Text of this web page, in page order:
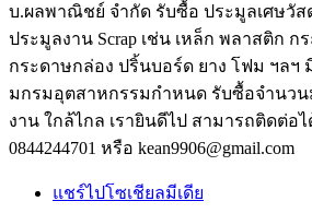
บ.ผลพาณิชย์ จำกัด รับซื้อ ประมูลเศษวัส
ประมูลงาน Scrap เช่น เหล็ก พลาสติก ก
กระดาษกล่อง ปริ้นบอร์ด ยาง โฟม ฯลฯ
มกรมอุตสาหกรรมกำหนด รับซื้อจำนว
งาน ใกล้ไกล เรายินดีไป สามารถติดต่อ
0844244701 หรือ kean9906@gmail.com
แชร์ไปโซเชียลมีเดีย